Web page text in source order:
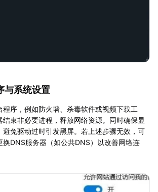
与系统设置
程序，例如防火墙、杀毒软件或视频下载工
束非必要进程，释放网络资源。同时确保显
避免驱动过时引发黑屏。若上述步骤无效，可
换DNS服务器（如公共DNS）以改善网络连